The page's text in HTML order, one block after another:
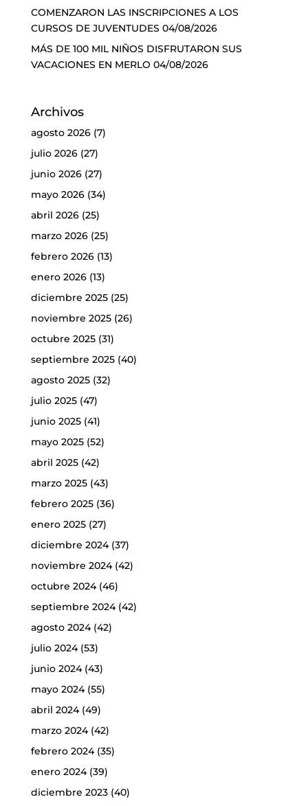
COMENZARON LAS INSCRIPCIONES A LOS
CURSOS DE JUVENTUDES 04/08/2026
MÁS DE 100 MIL NIÑOS DISFRUTARON SUS
VACACIONES EN MERLO 04/08/2026
Archivos
agosto 2026(7)
julio 2026(27)
junio 2026(27)
mayo 2026(34)
abril 2026(25)
marzo 2026(25)
febrero 2026(13)
enero 2026(13)
diciembre 2025(25)
noviembre 2025(26)
octubre 2025(31)
septiembre 2025(40)
agosto 2025(32)
julio 2025(47)
junio 2025(41)
mayo 2025(52)
abril 2025(42)
marzo 2025(43)
febrero 2025(36)
enero 2025(27)
diciembre 2024(37)
noviembre 2024(42)
octubre 2024(46)
septiembre 2024(42)
agosto 2024(42)
julio 2024(53)
junio 2024(43)
mayo 2024(55)
abril 2024(49)
marzo 2024(42)
febrero 2024(35)
enero 2024(39)
diciembre 2023(40)